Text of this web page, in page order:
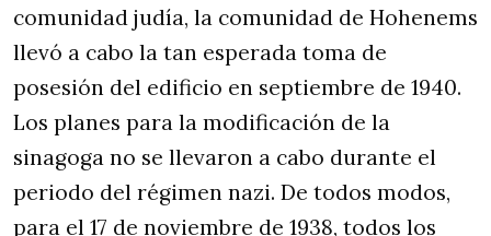
comunidad judía, la comunidad de Hohenems
llevó a cabo la tan esperada toma de
posesión del edificio en septiembre de 1940.
Los planes para la modificación de la
sinagoga no se llevaron a cabo durante el
periodo del régimen nazi. De todos modos,
para el 17 de noviembre de 1938, todos los